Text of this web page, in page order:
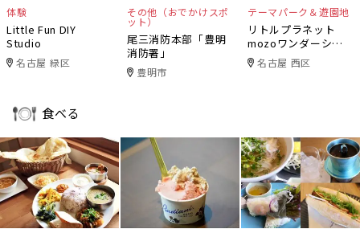
体験
Little Fun DIY
Studio
名古屋 緑区
その他（おでかけスポ
ット）
尾三消防本部「豊明
消防署」
豊明市
テーマパーク＆遊園地
リトルプラネット
mozoワンダーシテ
ィ 名古屋 西区
食べる